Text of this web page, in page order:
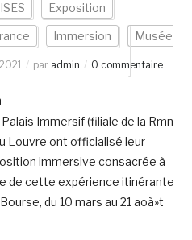
Exposition
Immersion Musée
par admin 0 commentaire
Immersif (filiale de la Rmn
Louvre ont officialisé leur
immersive consacrée à
de cette expérience itinérante
du 10 mars au 21 aoà»t